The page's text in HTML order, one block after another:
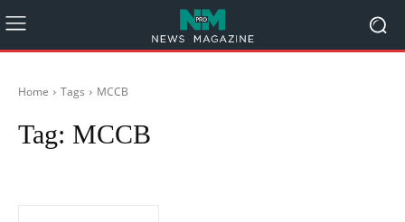
Home Tags MCCB
Tag: MCCB